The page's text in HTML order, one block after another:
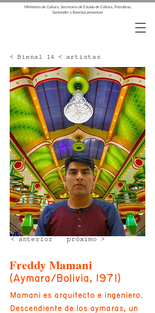
Ministerio de Cultura, Secretaría de Estado de Cultura, Petrobras,
Santander y Banrisul presentan
< Bienal 14 < artistas
próximo >
< anterior
Freddy Mamani
(Aymara/Bolivia, 1971)
Mamani es arquitecto e ingeniero.
Descendiente de los aymaras, un